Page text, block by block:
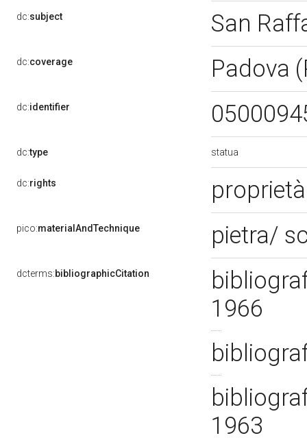
dc:subject San
dc:coverage Padova
dc:identifier
dc:type statua
dc:rights
pico:materialAndTechnique pietra/
dcterms:bibliographicCitation
1966
1963